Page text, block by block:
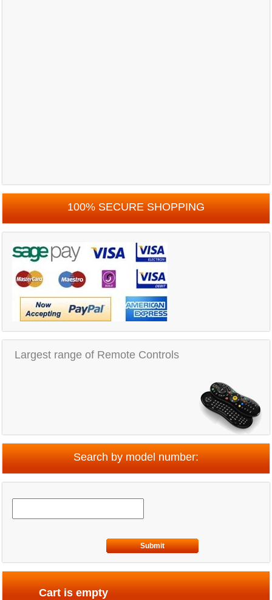
100% SECURE SHOPPING
Largest range of Remote Controls
Search by model number:
Submit
Cart is empty